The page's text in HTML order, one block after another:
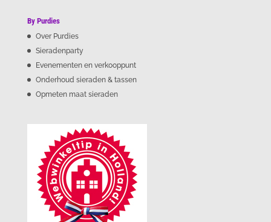
By Purdies
Over Purdies
Sieradenparty
Evenementen en verkooppunt
Onderhoud sieraden & tassen
Opmeten maat sieraden